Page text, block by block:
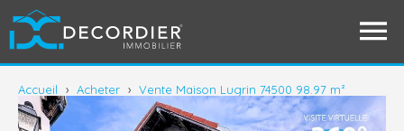
Accueil › Acheter › Vente Maison Lugrin 74500 98.97 m²